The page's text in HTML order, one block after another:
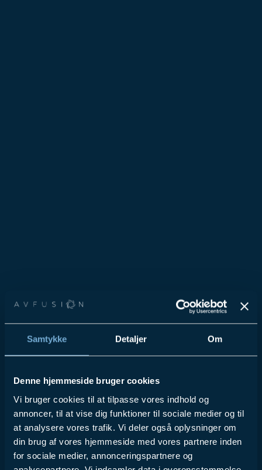
Samtykke Detaljer Om
Denne hjemmeside bruger cookies
Vi bruger cookies til at tilpasse vores indhold og
annoncer, til at vise dig funktioner til sociale medier og til
at analysere vores trafik. Vi deler også oplysninger om
din brug af vores hjemmeside med vores partnere inden
for sociale medier, annonceringspartnere og